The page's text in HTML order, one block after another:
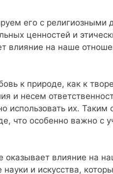
его с религиозными
ценностей и
влияние на наше
к природе, как к
и несем
их. Таким
что особенно важно с
оказывает влияние на
и искусства,